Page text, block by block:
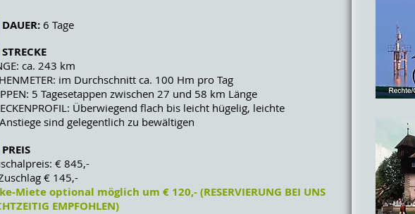
6 Tage
ca. 243 km
im Durchschnitt ca. 100 Hm pro Tag
5 Tagesetappen zwischen 27 und 58 km Länge
Überwiegend flach bis leicht hügelig, leichte
sind gelegentlich zu bewältigen
€ 845,-
€ 145,-
Miete optional möglich um € 120,- (RESERVIERUNG BEI UNS
EMPFOHLEN)